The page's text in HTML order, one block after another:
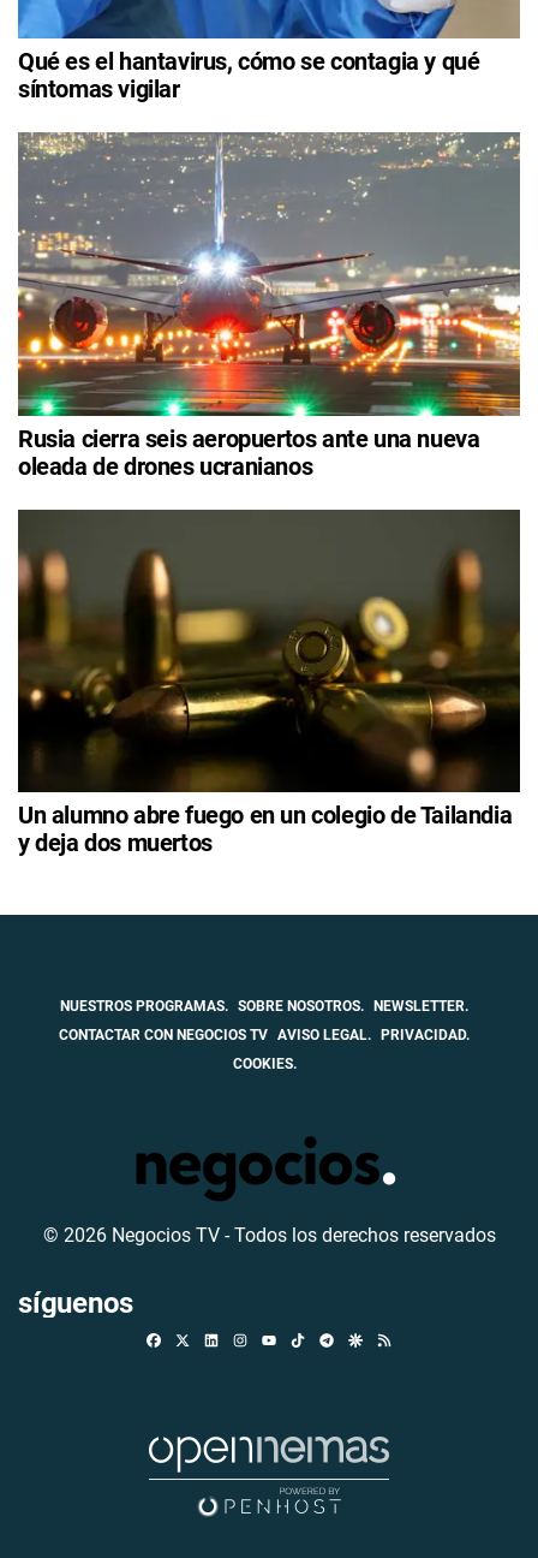
Qué es el hantavirus, cómo se contagia y qué
síntomas vigilar
Rusia cierra seis aeropuertos ante una nueva
oleada de drones ucranianos
Un alumno abre fuego en un colegio de Tailandia
y deja dos muertos
NUESTROS PROGRAMAS. SOBRE NOSOTROS. NEWSLETTER.
CONTACTAR CON NEGOCIOS TV AVISO LEGAL. PRIVACIDAD.
COOKIES.
© 2026 Negocios TV - Todos los derechos reservados
síguenos
FacebookLinkedinInstagramTikTokTelegramGoogle Discover